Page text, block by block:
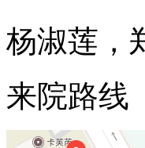
杨淑莲，
来院路线